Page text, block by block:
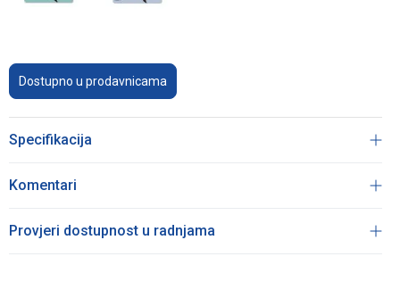
Dostupno u prodavnicama
Specifikacija
Komentari
Provjeri dostupnost u radnjama